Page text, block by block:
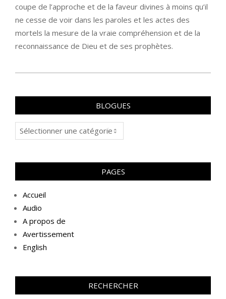
coupe de l’approche et de la faveur divines à moins qu’il
ne cesse de voir dans les paroles et les actes des
mortels la mesure de la vraie compréhension et de la
reconnaissance de Dieu et de ses prophètes.
BLOGUES
Blogues
PAGES
Accueil
Audio
A propos de
Avertissement
English
RECHERCHER